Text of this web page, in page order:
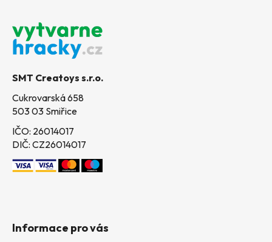
SMT Creatoys s.r.o.
Cukrovarská 658
503 03 Smiřice
IČO: 26014017
DIČ: CZ26014017
Informace pro vás